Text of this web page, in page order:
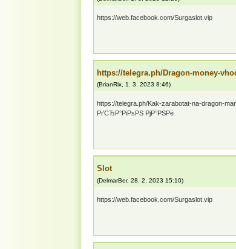
https://web.facebook.com/Surgaslot.vip
https://telegra.ph/Dragon-money-
(BrianRix, 1. 3. 2023 8:46)
https://telegra.ph/Kak-zarabotat-na-dragon-
РґСЂР°РіРѕРЅ РјР°РЅРё
Slot
(DelmarBer, 28. 2. 2023 15:10)
https://web.facebook.com/Surgaslot.vip